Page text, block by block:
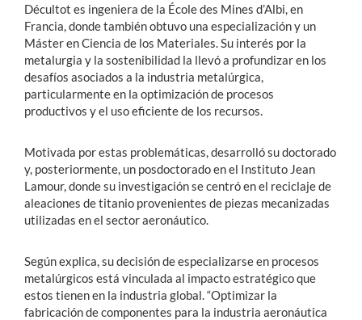
Décultot es ingeniera de la École des Mines d’Albi, en
Francia, donde también obtuvo una especialización y un
Máster en Ciencia de los Materiales. Su interés por la
metalurgia y la sostenibilidad la llevó a profundizar en los
desafíos asociados a la industria metalúrgica,
particularmente en la optimización de procesos
productivos y el uso eficiente de los recursos.
Motivada por estas problemáticas, desarrolló su doctorado
y, posteriormente, un posdoctorado en el Instituto Jean
Lamour, donde su investigación se centró en el reciclaje de
aleaciones de titanio provenientes de piezas mecanizadas
utilizadas en el sector aeronáutico.
Según explica, su decisión de especializarse en procesos
metalúrgicos está vinculada al impacto estratégico que
estos tienen en la industria global. “Optimizar la
fabricación de componentes para la industria aeronáutica